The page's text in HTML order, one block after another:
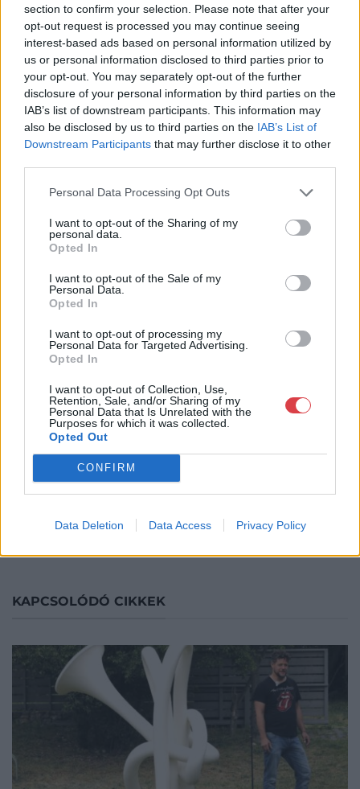
section to confirm your selection. Please note that after your
opt-out request is processed you may continue seeing
interest-based ads based on personal information utilized by
us or personal information disclosed to third parties prior to
your opt-out. You may separately opt-out of the further
disclosure of your personal information by third parties on the
IAB’s list of downstream participants. This information may
also be disclosed by us to third parties on the IAB’s List of
Downstream Participants that may further disclose it to other
Personal Data Processing Opt Outs
I want to opt-out of the Sharing of my
personal data.
Opted In
I want to opt-out of the Sale of my
Personal Data.
Opted In
I want to opt-out of processing my
Personal Data for Targeted Advertising.
Opted In
I want to opt-out of Collection, Use,
Retention, Sale, and/or Sharing of my
Personal Data that Is Unrelated with the
Purposes for which it was collected.
Opted Out
CONFIRM
Data Deletion Data Access Privacy Policy
Az életműben nagyon hangsúlyos a technikai
váltás: míg a pályakezdő szakaszban festészeti
kompozíciók, táblaképek születtek, később a
grafikai (illetve a grafikát és a festészetet elegyítő)
alkotások kerülnek előtérbe. Hogy mennyire
tudatos döntésről van szó, azt jól példázza, hogy a
művész egy ponton több korábbi festészeti
kompozícióját meg is semmisítette, így ebből az
időszakból kevesebb mű áll a rendelkezésünkre.
Emblematikus példa a Magyar Nemzeti Galéria
későbbi alkotásokon egyre kitüntetettebb
szerephez jut a vonal, mellette pedig a finom,
ezredforduló utáni legfontosabb műegyüttest az
úgynevezett tekercsképek alkotják. A könyv végén
bemutatott illusztrációk pedig egy újabb szeletét
mutatják be a gazdag életműnek.
Az album egymondatos, Kovács Pétertől származó
fülszövege tömören megvilágítja az alkotói hitvallás
fontos aspektusát, és felhívja az olvasó figyelmét
arra a vezérmotívumra is, aminek talán érdemes a
nyomába eredni a képeket böngészve: „Nekem arra
a szabadságra van szükségem, ahogyan rajzolok.”
Címlapkép forrása: MMA
KAPCSOLÓDÓ CIKKEK